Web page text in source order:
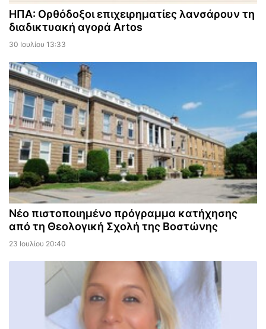
ΗΠΑ: Ορθόδοξοι επιχειρηματίες λανσάρουν τη
διαδικτυακή αγορά Artos
30 Ιουλίου 13:33
Νέο πιστοποιημένο πρόγραμμα κατήχησης
από τη Θεολογική Σχολή της Βοστώνης
23 Ιουλίου 20:40